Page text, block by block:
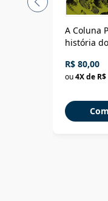
A Coluna
história
R$ 80,00
ou4X de